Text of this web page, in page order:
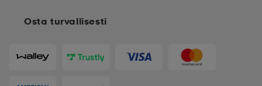
Osta turvallisesti